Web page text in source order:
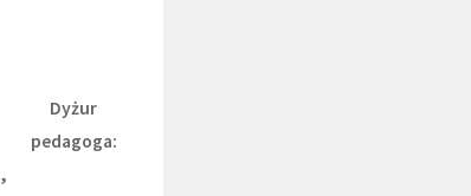
Dyżur
pedagoga: